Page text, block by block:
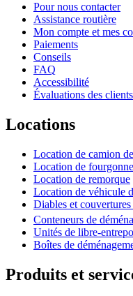
Pour nous contacter
Assistance routière
Mon compte et mes
Paiements
Conseils
FAQ
Accessibilité
Évaluations des clients
Locations
Location de camion
Location de
Location de remorque
Location de véhicule
Diables et
Conteneurs de
Unités de libre-
Boîtes de
Produits et